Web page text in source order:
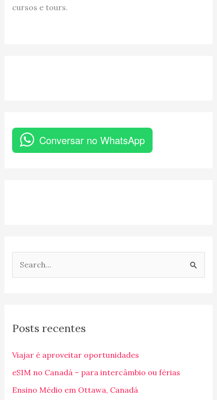
cursos e tours.
Conversar no WhatsApp
u
s
a
r
Posts recentes
Viajar é aproveitar oportunidades
eSIM no Canadá – para intercâmbio ou férias
Ensino Médio em Ottawa, Canadá